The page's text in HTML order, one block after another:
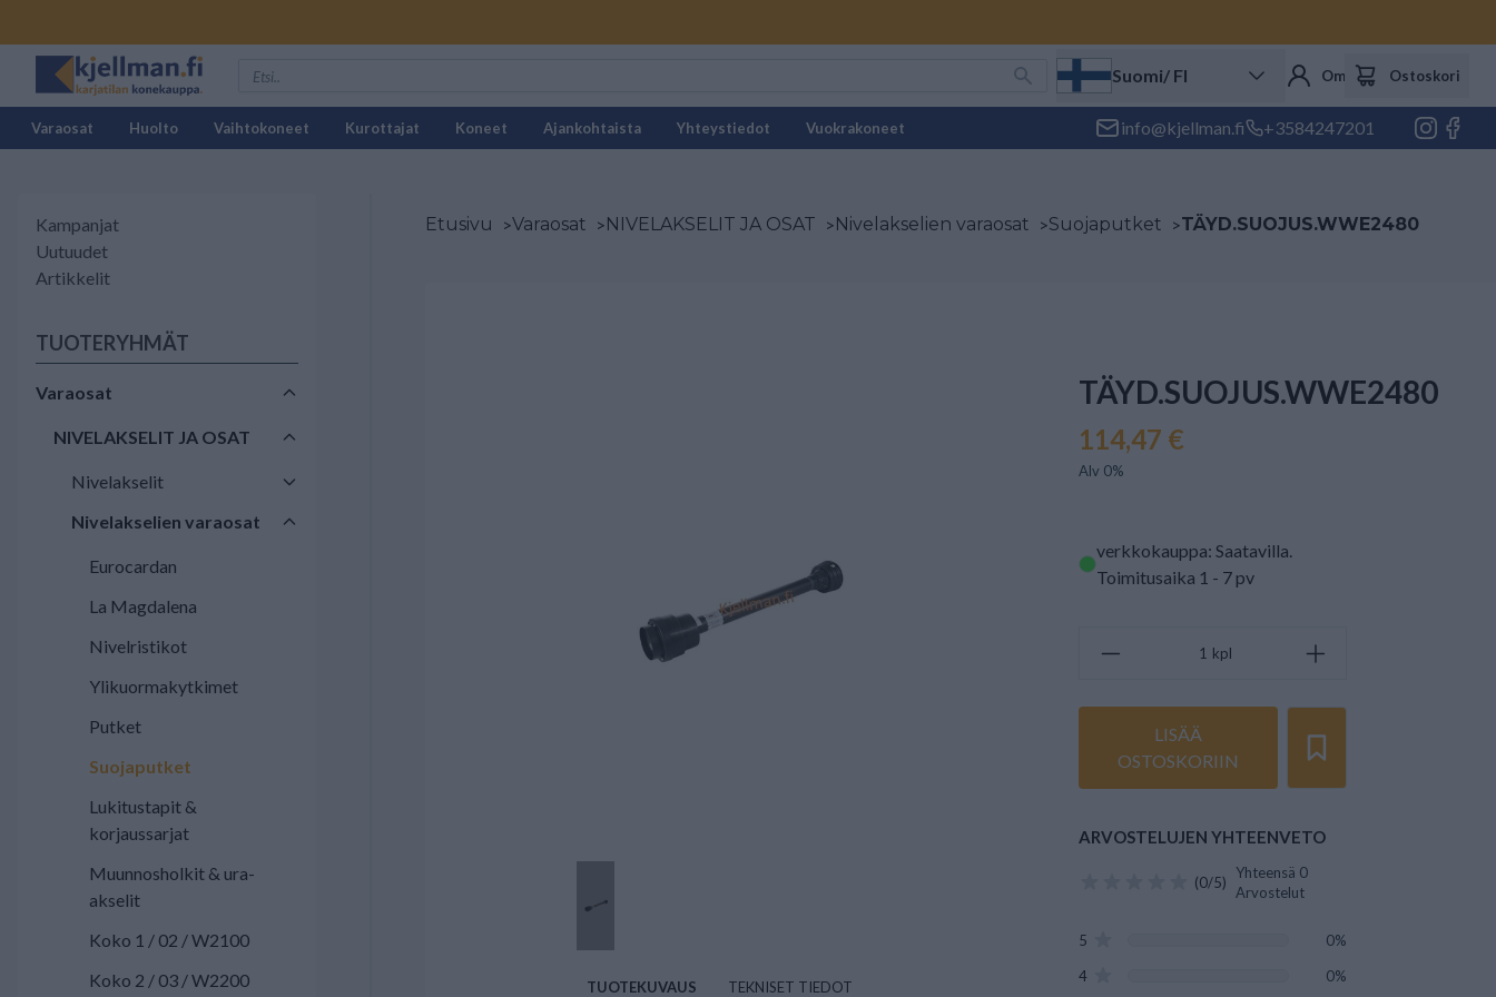
Suomi/ FI Oma tili Ostoskori
Varaosat Huolto Vaihtokoneet Kurottajat Koneet Ajankohtaista Yhteystiedot Vuokrakoneet info@kjellman.fi +3584247201
Kampanjat
Uutuudet
Artikkelit
TUOTERYHMÄT
Varaosat
NIVELAKSELIT JA OSAT
Nivelakselit
Nivelakselien varaosat
Eurocardan
La Magdalena
Nivelristikot
Ylikuormakytkimet
Putket
Suojaputket
Lukitustapit &
korjaussarjat
Muunnosholkit & ura-
akselit
Koko 1 / 02 / W2100
Koko 2 / 03 / W2200
Etusivu >Varaosat >NIVELAKSELIT JA OSAT >Nivelakselien varaosat >Suojaputket >TÄYD.SUOJUS.WWE2480
TUOTEKUVAUS TEKNISET TIEDOT
TÄYD.SUOJUS.WWE2480
114,47 €
Alv 0%
verkkokauppa: Saatavilla.
Toimitusaika 1 - 7 pv
kpl
LISÄÄ
OSTOSKORIIN
ARVOSTELUJEN YHTEENVETO
(0/5)
Yhteensä 0
Arvostelut
5
0%
4
0%